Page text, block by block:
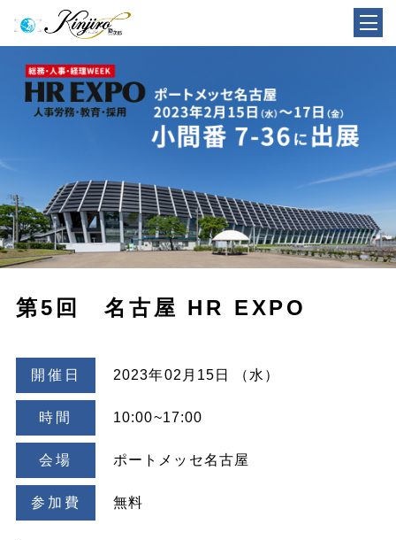
第5回 名古屋 HR EXPO
開催日 2023年02月15日 （水）
時間 10:00~17:00
会場 ポートメッセ名古屋
参加費 無料